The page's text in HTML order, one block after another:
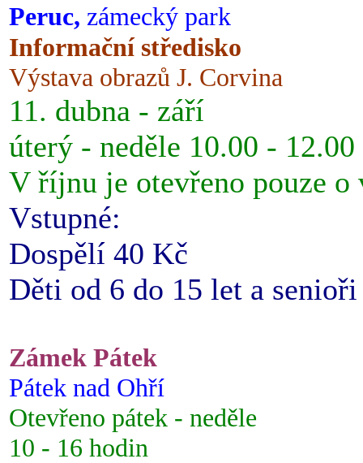
Peruc, zámecký park
Informační středisko
Výstava obrazů J. Corvina
11. dubna - září
úterý - neděle 10.00 -
V říjnu je otevřeno pouze o
Vstupné:
Dospělí 40 Kč
Děti od 6 do 15 let a
Zámek Pátek
Pátek nad Ohří
Otevřeno pátek - neděle
10 - 16 hodin